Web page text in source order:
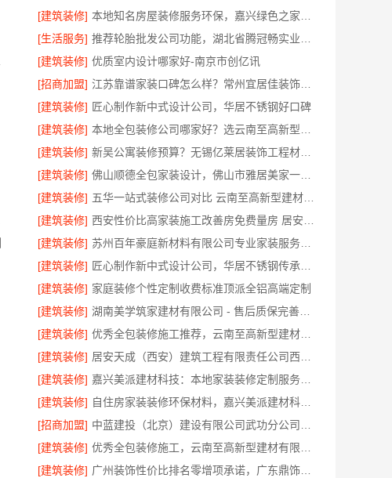
[建筑装修]
[生活服务]
[建筑装修] 优质室内设计哪家好-南京市创亿讯
[招商加盟]
[建筑装修] 匠心制作新中式设计公司，华居不锈钢好口碑
[建筑装修]
[建筑装修]
[建筑装修]
[建筑装修]
[建筑装修]
[建筑装修]
[建筑装修]
[建筑装修] 家庭装修个性定制收费标准顶派全铝高端定制
[建筑装修]
[建筑装修]
[建筑装修]
[建筑装修]
[建筑装修]
[招商加盟]
[建筑装修]
[建筑装修]